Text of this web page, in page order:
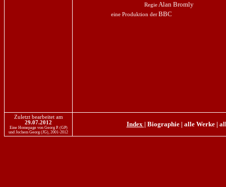
RegieAlan Bromly
eine Produktion derBBC
Zuletzt bearbeitet am
29.07.2012
Eine Homepage von Georg P. (GP)
und Jochem Georg (JG), 2001-2012
Index | Biographie| alle Werke|